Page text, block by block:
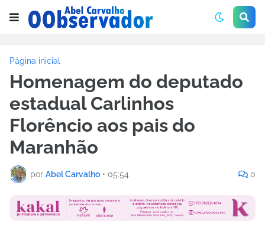
Página inicial
Homenagem do deputado
estadual Carlinhos
Florêncio aos pais do
Maranhão
por Abel Carvalho • 05:54 0